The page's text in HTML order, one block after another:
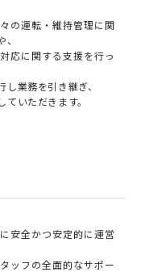
の運転・維持管理に関
応に関する支援を行っ
業務を引き継ぎ、
いただきます。
安全かつ安定的に運営
ッフの全面的なサポー